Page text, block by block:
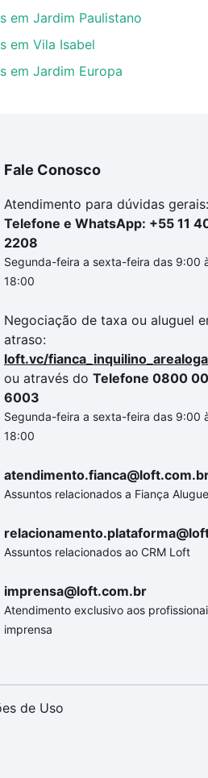
em Jardim Paulistano
em Vila Isabel
em Jardim Europa
Fale Conosco
Atendimento para dúvidas gerais:
Telefone e WhatsApp: +55 11
2208
Segunda-feira a sexta-feira das 9:00
18:00
Negociação de taxa ou aluguel
atraso:
loft.vc/
ou através do Telefone 0800
6003
Segunda-feira a sexta-feira das 9:00
18:00
Assuntos relacionados a Fiança
Assuntos relacionados ao CRM Loft
imprensa@loft.com.br
Atendimento exclusivo aos
imprensa
de Uso